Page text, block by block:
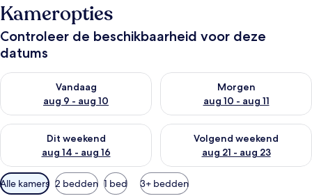
Kameropties
Controleer de beschikbaarheid voor deze
datums
Vandaag
aug 9 - aug 10
De beschikbaarheid controleren voor vanavond aug 9 - aug
Morgen
aug 10 - aug 11
De beschikbaarheid
Dit weekend
aug 14 - aug 16
De beschikbaarheid controleren voor dit weekend aug 14 -
Volgend weekend
aug 21 - aug 23
De beschikbaarheid
Beschikbare
Alle kamers 2 bedden 1 bed 3+ bedden